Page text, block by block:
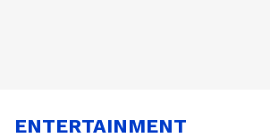
ENTERTAINMENT